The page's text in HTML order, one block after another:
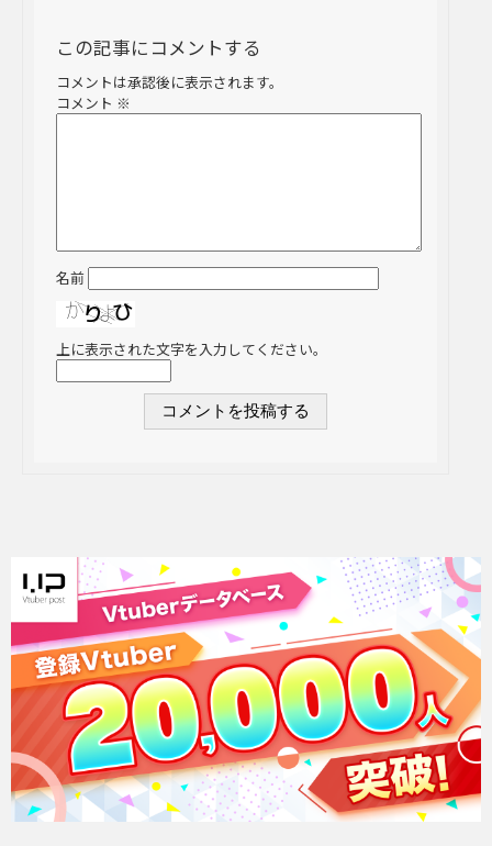
この記事にコメントする
コメントは承認後に表示されます。
コメント ※
名前
上に表示された文字を入力してください。